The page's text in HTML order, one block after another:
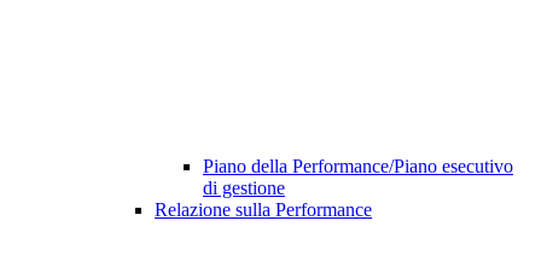
Piano della Performance/Piano esecutivo
di gestione
Relazione sulla Performance